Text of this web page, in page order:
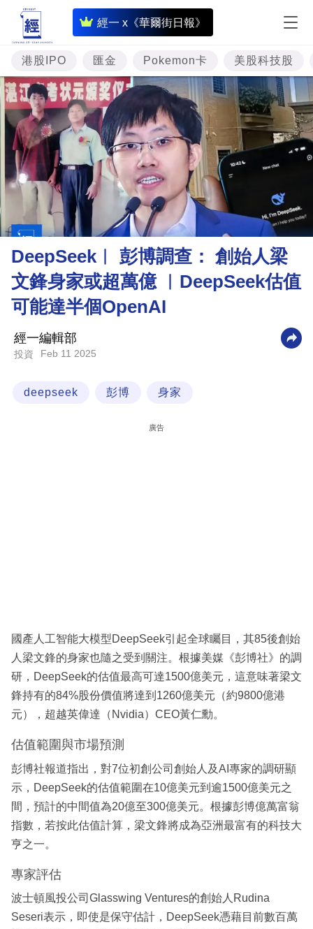
經一 x《華爾街日報》
即
時
財
經
專
題
投
資
樓
市
理
財
商
業
技
港股IPO 匯金 Pokemon卡 美股科技股
DeepSeek︳ 彭博調查： 創始人梁
文鋒身家或超萬億 ︳DeepSeek估值
可能達半個OpenAI
經一編輯部
投資 Feb 11 2025
deepseek 彭博 身家
廣告
國產人工智能大模型DeepSeek引起全球矚目，其85後創始
人梁文鋒的身家也隨之受到關注。根據美媒《彭博社》的調
研，DeepSeek的估值最高可達1500億美元，這意味著梁文
鋒持有的84%股份價值將達到1260億美元（約9800億港
元），超越英偉達（Nvidia）CEO黃仁勳。
估值範圍與市場預測
彭博社報道指出，對7位初創公司創始人及AI專家的調研顯
示，DeepSeek的估值範圍在10億美元到逾1500億美元之
間，預計的中間值為20億至300億美元。根據彭博億萬富翁
指數，若按此估值計算，梁文鋒將成為亞洲最富有的科技大
亨之一。
專家評估
波士頓風投公司Glasswing Ventures的創始人Rudina
Seseri表示，即使是保守估計，DeepSeek憑藉目前數百萬